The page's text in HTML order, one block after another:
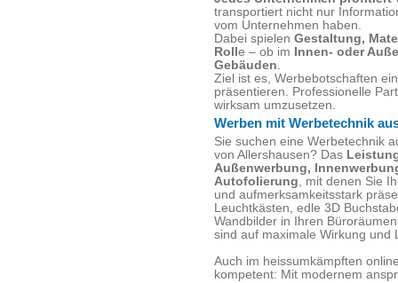
transportiert nicht nur
vom Unternehmen haben.
Dabei spielen Gestaltung,
Roll e – ob im
Innen- oder
Gebäuden.
Ziel ist es, Werbebotschaften
präsentieren. Professionelle
wirksam umzusetzen.
Werben mit Werbetechnik
Sie suchen eine Werbetechnik
von Allershausen? Das
Außenwerbung,
Autofolierung, mit denen Sie
und aufmerksamkeitsstark
Leuchtkästen, edle 3D
Wandbilder in Ihren
sind auf maximale Wirkung und
Auch im heissumkämpften
kompetent: Mit modernem